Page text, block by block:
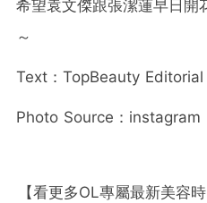
希望袁文傑跟張潔蓮早日開
～
Text：TopBeauty Editorial
Photo Source：instagram
【看更多OL專屬最新美容時